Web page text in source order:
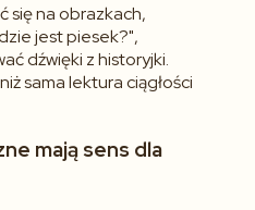
się na obrazkach,
jest piesek?",
dźwięki z historyjki.
sama lektura ciągłości
mają sens dla